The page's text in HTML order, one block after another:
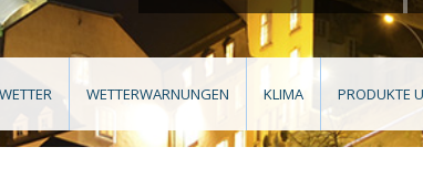
WETTERWARNUNGEN KLIMA PRODUKTE